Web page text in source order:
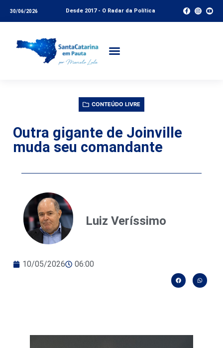
30/06/2026 Desde 2017 - O Radar da Política
CONTEÚDO LIVRE
Outra gigante de Joinville
muda seu comandante
Luiz Veríssimo
10/05/2026 06:00